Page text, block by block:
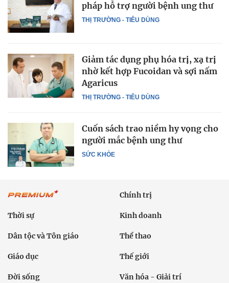
THỊ TRƯỜNG - TIÊU DÙNG
pháp hỗ trợ người bệnh ung thư
THỊ TRƯỜNG - TIÊU DÙNG
Giảm tác dụng phụ hóa trị, xạ trị
nhờ kết hợp Fucoidan và sợi nấm
Agaricus
SỨC KHỎE
Cuốn sách trao niềm hy vọng cho
người mắc bệnh ung thư
Chính trị
Thời sự Kinh doanh
Dân tộc và Tôn giáo Thể thao
Giáo dục Thế giới
Đời sống Văn hóa - Giải trí